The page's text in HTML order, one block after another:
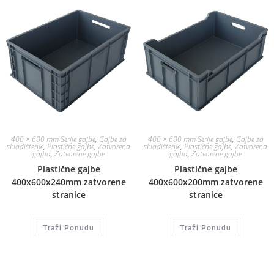
400 × 600 mm Serije gajbe, Gajbe za
skladištenje, Plastične gajbe,Zatvorena
gajba, Zatvorene gajbe
Plastične gajbe
400x600x240mm zatvorene
stranice
Traži Ponudu
400 × 600 mm Serije gajbe, Gajbe za
skladištenje, Plastične gajbe,Zatvorena
gajba, Zatvorene gajbe
Plastične gajbe
400x600x200mm zatvorene
stranice
Traži Ponudu